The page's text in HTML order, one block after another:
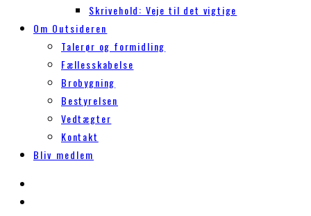
Skrivehold: Veje til det vigtige
Om Outsideren
Talerør og formidling
Fællesskabelse
Brobygning
Bestyrelsen
Vedtægter
Kontakt
Bliv medlem